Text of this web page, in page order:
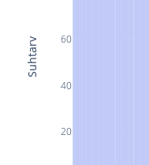
20
40
60
Suhtarv